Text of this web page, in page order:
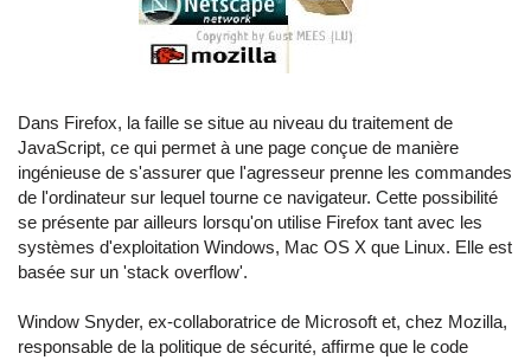
Dans Firefox, la faille se situe au niveau du traitement de
JavaScript, ce qui permet à une page conçue de manière
ingénieuse de s'assurer que l'agresseur prenne les commandes
de l'ordinateur sur lequel tourne ce navigateur. Cette possibilité
se présente par ailleurs lorsqu'on utilise Firefox tant avec les
systèmes d'exploitation Windows, Mac OS X que Linux. Elle est
basée sur un 'stack overflow'.
Window Snyder, ex-collaboratrice de Microsoft et, chez Mozilla,
responsable de la politique de sécurité, affirme que le code